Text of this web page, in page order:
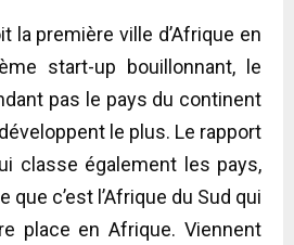
la première ville d’Afrique en
start-up bouillonnant, le
pas le pays du continent
le plus. Le rapport
classe également les pays,
que c’est l’Afrique du Sud qui
place en Afrique. Viennent